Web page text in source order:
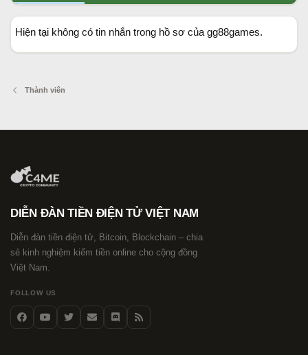
Hiện tại không có tin nhắn trong hồ sơ của gg88games.
Thành viên
DIỄN ĐÀN TIỀN ĐIỆN TỬ VIỆT NAM
Diễn đàn tiền điện tử, Bitcoin, Blockchain – chia
sẻ kinh nghiệm kiếm tiền online cho cộng đồng
Việt Nam.
FOLLOW US